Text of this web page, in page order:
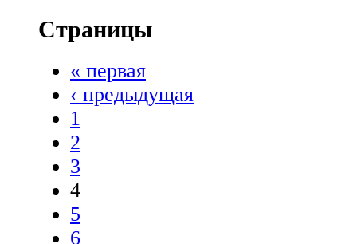
Страницы
« первая
‹ предыдущая
1
2
3
4
5
6